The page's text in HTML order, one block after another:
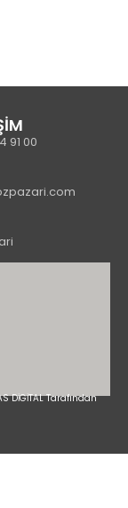
91 00
DİGİTAL Tarafından